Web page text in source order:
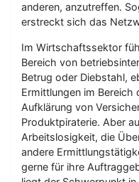
anderen, anzutreffen.
erstreckt sich das
Im Wirtschaftssektor
Bereich von
Betrug oder Diebstahl,
Ermittlungen im
Aufklärung von
Produktpiraterie. Aber
Arbeitslosigkeit, die
andere
gerne für ihre